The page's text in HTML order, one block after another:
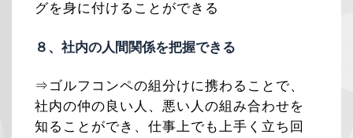
グを身に付けることができる
８、社内の人間関係を把握できる
⇒ゴルフコンペの組分けに携わることで、
社内の仲の良い人、悪い人の組み合わせを
知ることができ、仕事上でも上手く立ち回